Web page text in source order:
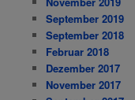
September 2019
September 2018
Februar 2018
Dezember 2017
November 2017